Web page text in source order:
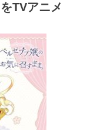
TVアニメ